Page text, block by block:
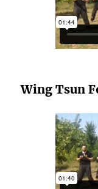
Wing Tsun